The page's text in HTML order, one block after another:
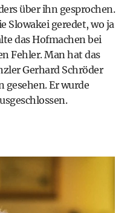
über ihn gesprochen.
Slowakei geredet, wo ja
das Hofmachen bei
Fehler. Man hat das
Gerhard Schröder
gesehen. Er wurde